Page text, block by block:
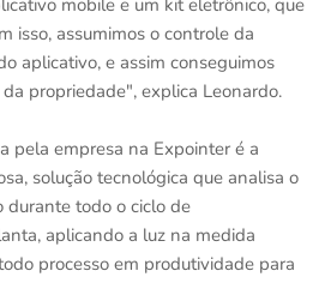
mobile e um kit eletrônico, que
isso, assumimos o controle da
aplicativo, e assim conseguimos
propriedade", explica Leonardo.
pela empresa na Expointer é a
solução tecnológica que analisa o
durante todo o ciclo de
aplicando a luz na medida
processo em produtividade para